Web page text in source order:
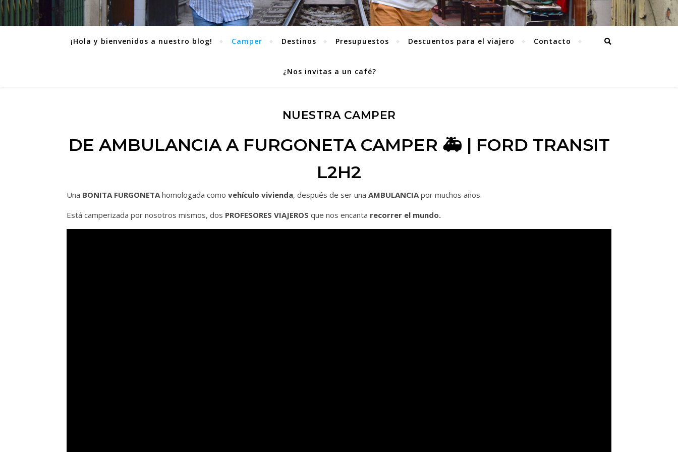
¡Hola y bienvenidos a nuestro blog! Camper Destinos Presupuestos Descuentos para el viajero Contacto
¿Nos invitas a un café?
NUESTRA CAMPER
DE AMBULANCIA A FURGONETA CAMPER 🚑 | FORD TRANSIT
L2H2
Una BONITA FURGONETAhomologada como vehículo vivienda, después de ser una AMBULANCIApor muchos años.
Está camperizada por nosotros mismos, dos PROFESORES VIAJEROS que nos encanta recorrer el mundo.